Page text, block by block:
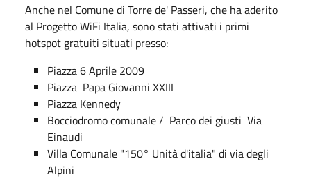
Anche nel Comune di Torre de' Passeri, che ha aderito
al Progetto WiFi Italia, sono stati attivati i primi
hotspot gratuiti situati presso:
Piazza 6 Aprile 2009
Piazza Papa Giovanni XXIII
Piazza Kennedy
Bocciodromo comunale / Parco dei giusti Via
Einaudi
Villa Comunale "150° Unità d'italia" di via degli
Alpini